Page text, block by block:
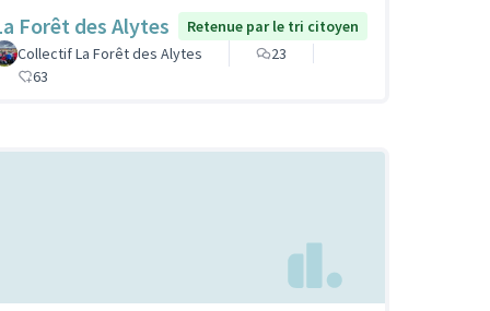
Forêt des Alytes
Retenue par le tri citoyen
Collectif La Forêt des Alytes
23
63